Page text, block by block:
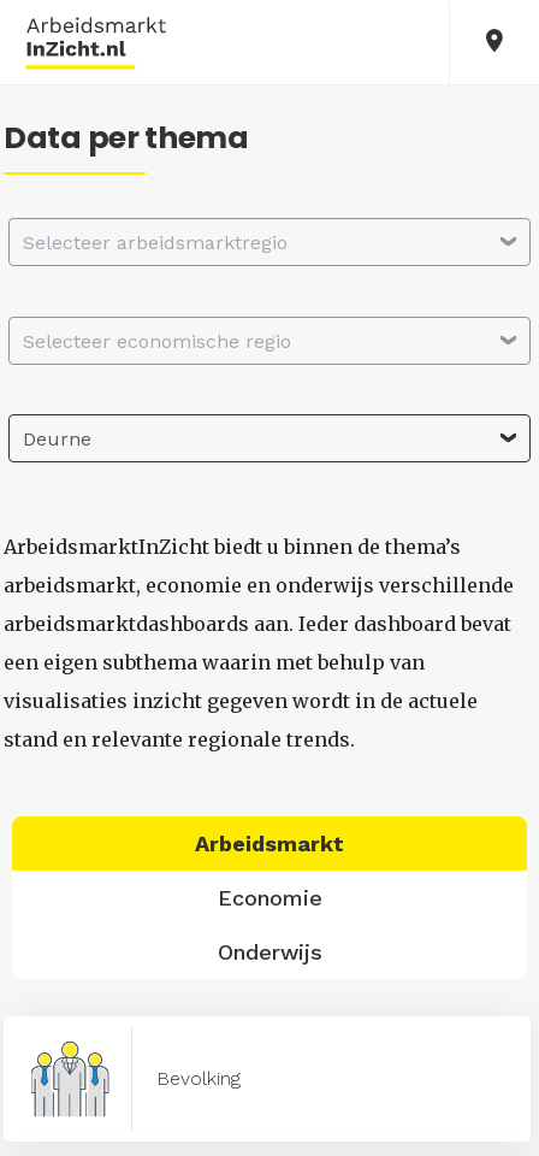
Data per thema
Selecteer arbeidsmarktregio
Selecteer economische regio
Deurne
ArbeidsmarktInZicht biedt u binnen de thema’s
arbeidsmarkt, economie en onderwijs verschillende
arbeidsmarktdashboards aan. Ieder dashboard bevat
een eigen subthema waarin met behulp van
visualisaties inzicht gegeven wordt in de actuele
stand en relevante regionale trends.
Arbeidsmarkt
Economie
Onderwijs
Bevolking